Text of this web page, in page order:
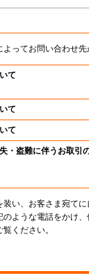
ってお問い合わせ先
て
て
て
・盗難に伴うお取引
装い、お客さま宛て
のような電話をかけ
覧ください。